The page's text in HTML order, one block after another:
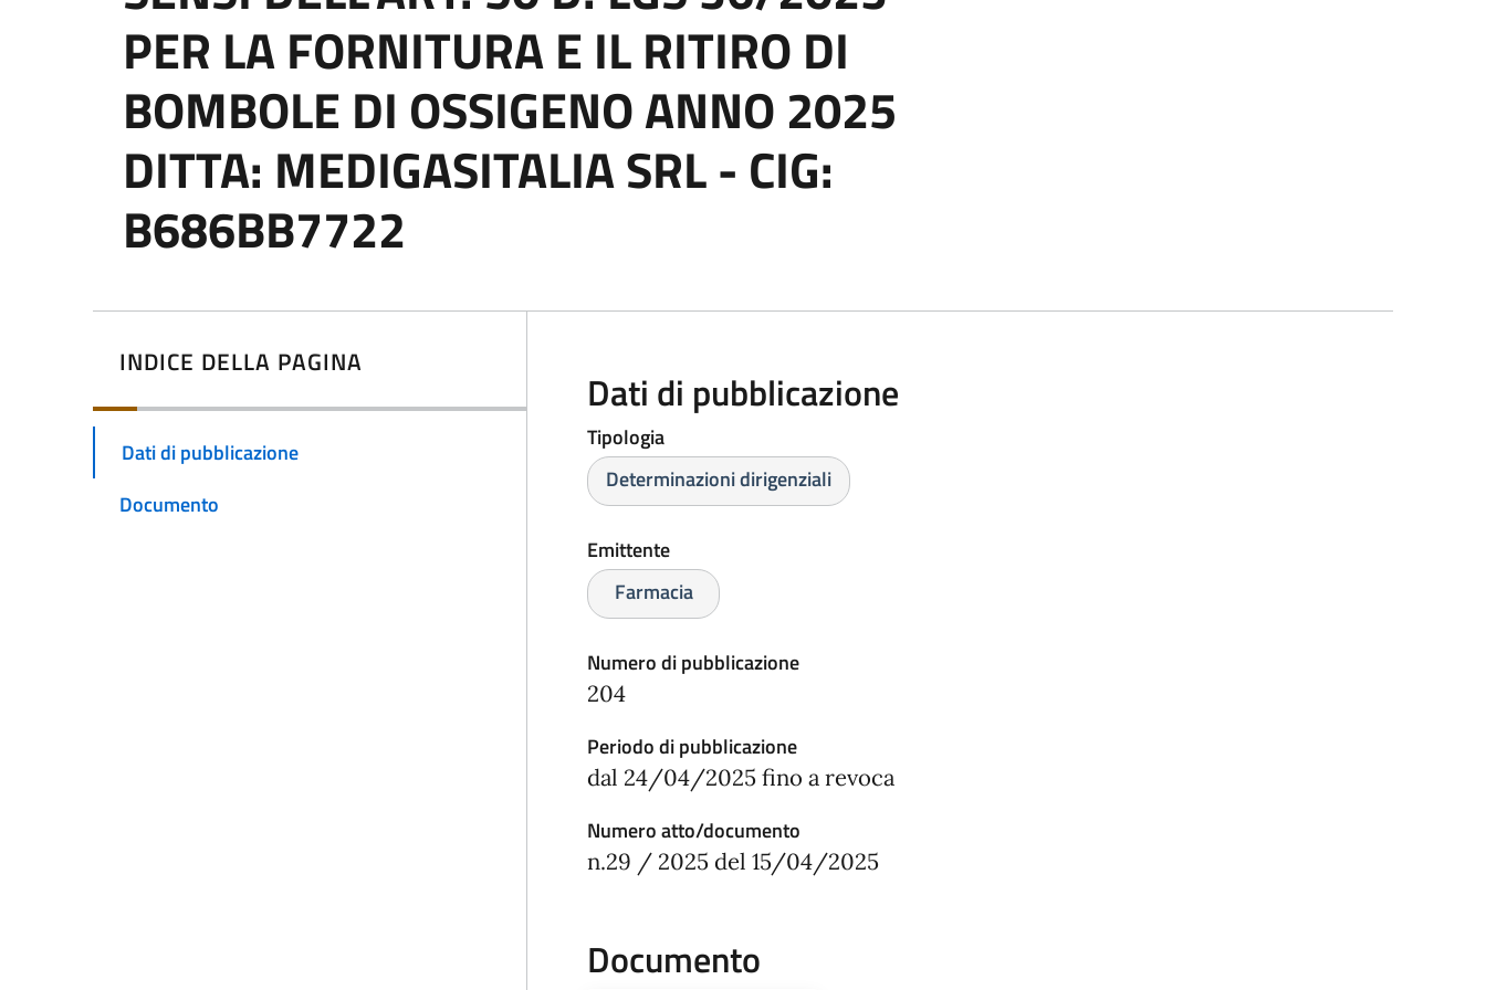
PER LA FORNITURA E IL RITIRO DI
BOMBOLE DI OSSIGENO ANNO 2025
DITTA: MEDIGASITALIA SRL - CIG:
B686BB7722
INDICE DELLA PAGINA
Dati di pubblicazione
Documento
Dati di pubblicazione
Tipologia
Determinazioni dirigenziali
Emittente
Farmacia
Numero di pubblicazione
204
Periodo di pubblicazione
dal 24/04/2025 fino a revoca
Numero atto/documento
n.29 / 2025 del 15/04/2025
Documento